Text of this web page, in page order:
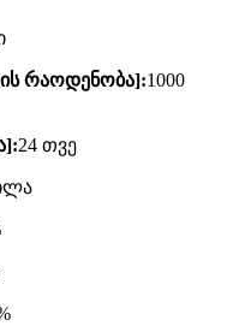
რაოდენობა]:1000
24 თვე